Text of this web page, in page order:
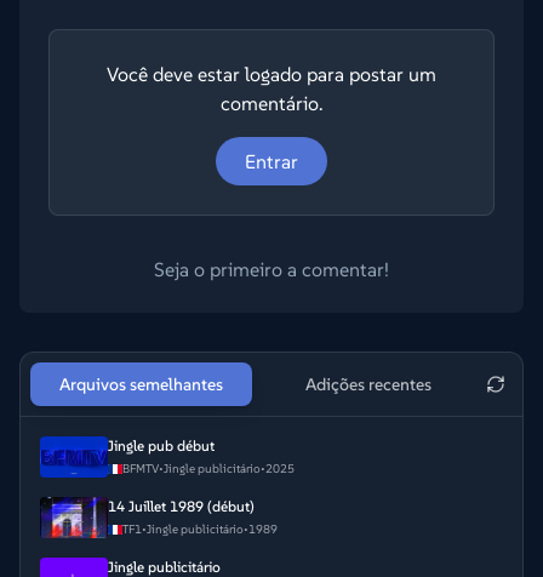
Você deve estar logado para postar um
comentário.
Entrar
Seja o primeiro a comentar!
Arquivos semelhantes Adições recentes
Jingle pub début
BFMTV•Jingle publicitário•2025
14 Juillet 1989 (début)
TF1•Jingle publicitário•1989
Jingle publicitário